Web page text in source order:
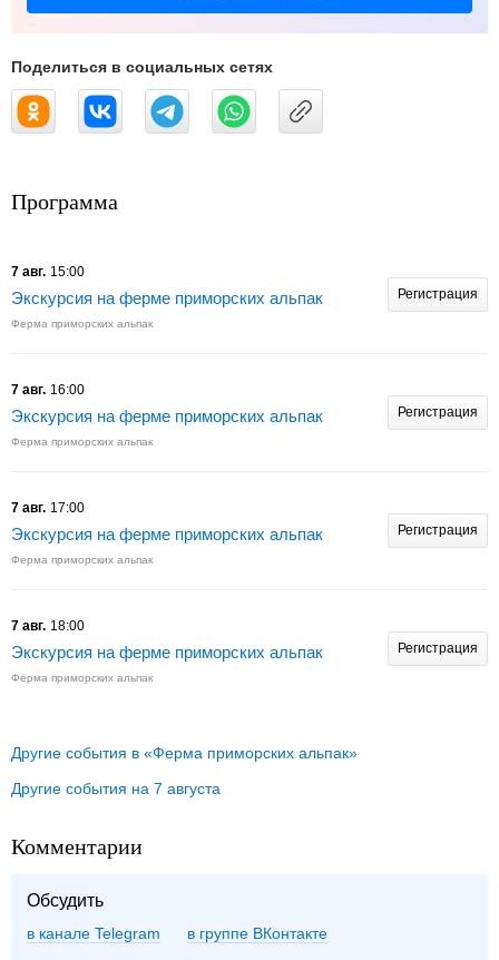
Поделиться в социальных сетях
Программа
7 авг. 15:00
Экскурсия на ферме приморских альпак
Ферма приморских альпак
Регистрация
7 авг. 16:00
Экскурсия на ферме приморских альпак
Ферма приморских альпак
Регистрация
7 авг. 17:00
Экскурсия на ферме приморских альпак
Ферма приморских альпак
Регистрация
7 авг. 18:00
Экскурсия на ферме приморских альпак
Ферма приморских альпак
Регистрация
Другие события в «Ферма приморских альпак»
Другие события на 7 августа
Комментарии
Обсудить
в канале Telegram группе ВКонтакте